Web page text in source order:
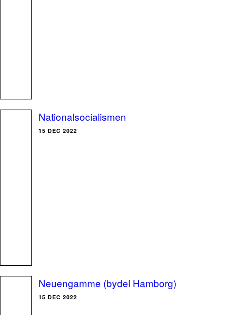
Nationalsocialismen
15 DEC 2022
Neuengamme (bydel Hamborg)
15 DEC 2022